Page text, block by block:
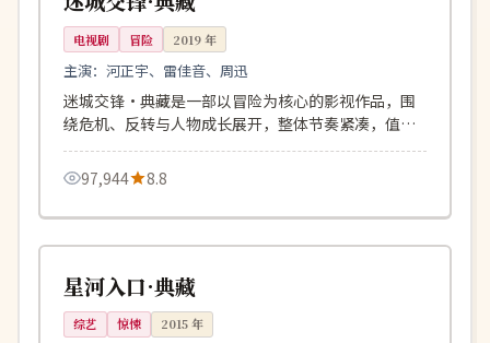
电视剧 冒险 2019年
主演：河正宇、雷佳音、周迅
迷城交锋·典藏是一部以冒险为核心的影视作品，围
绕危机、反转与人物成长展开，整体节奏紧凑，值得
推荐观看。
97,944
8.8
美国
高分 162分钟
星河入口·典藏
综艺 惊悚 2015年